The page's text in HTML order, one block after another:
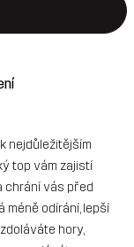
nejdůležitějším
top vám zajistí
chrání vás před
méně odírání, lepší
hory,